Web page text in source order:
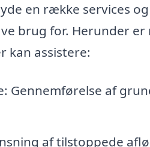
en række services
brug for. Herunder
kan assistere:
Gennemførelse af
af tilstoppede